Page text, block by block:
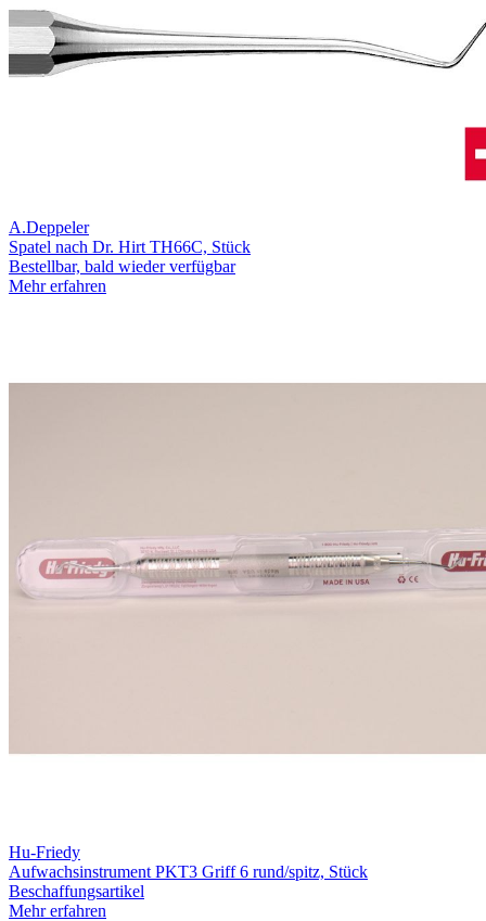
A.Deppeler
Spatel nach Dr. Hirt TH66C, Stück
Bestellbar, bald wieder verfügbar
Mehr erfahren
Hu-Friedy
Aufwachsinstrument PKT3 Griff 6 rund/spitz, Stück
Beschaffungsartikel
Mehr erfahren